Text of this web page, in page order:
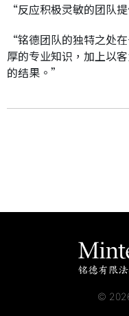
“反应积极灵敏的团队
“铭德团队的独特之处
厚的专业知识，加上以
的结果。”
©